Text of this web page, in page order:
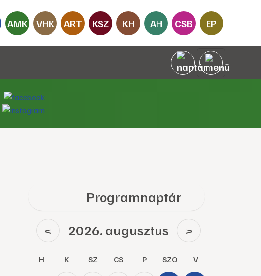
AMK VHK ART KSZ KH AH CSB EP
Programnaptár
< 2026. augusztus >
H K SZ CS P SZO V